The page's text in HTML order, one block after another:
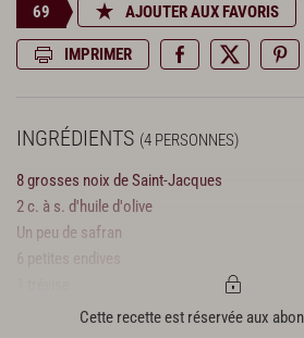
69 AJOUTER AUX FAVORIS
IMPRIMER
INGRÉDIENTS (4 PERSONNES)
8 grosses noix de Saint-Jacques
2 c. à s. d'huile d'olive
Un peu de safran
Cette recette est réservée aux